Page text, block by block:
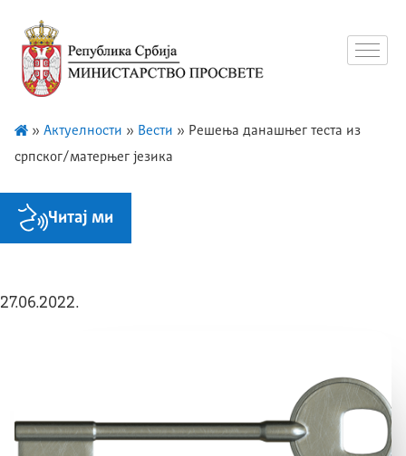
» Актуелности » Вести » Решења данашњег теста из
српског/матерњег језика
Читај ми
27.06.2022.